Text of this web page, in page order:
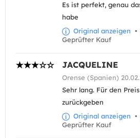
Es ist perfekt, genau
habe
Original anzeigen •
Geprüfter Kauf
JACQUELINE
Orense (Spanien)
Sehr lang. Für den
zurückgeben
Original anzeigen •
Geprüfter Kauf